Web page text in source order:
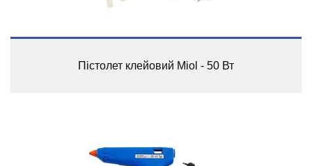
Пістолет клейовий Miol - 50 Вт